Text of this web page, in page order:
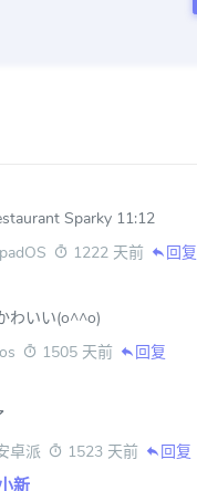
Sparky 11:12
1222 天前 回复
わいい(o^^o)
1505 天前 回复
卓派 1523 天前 回复
新